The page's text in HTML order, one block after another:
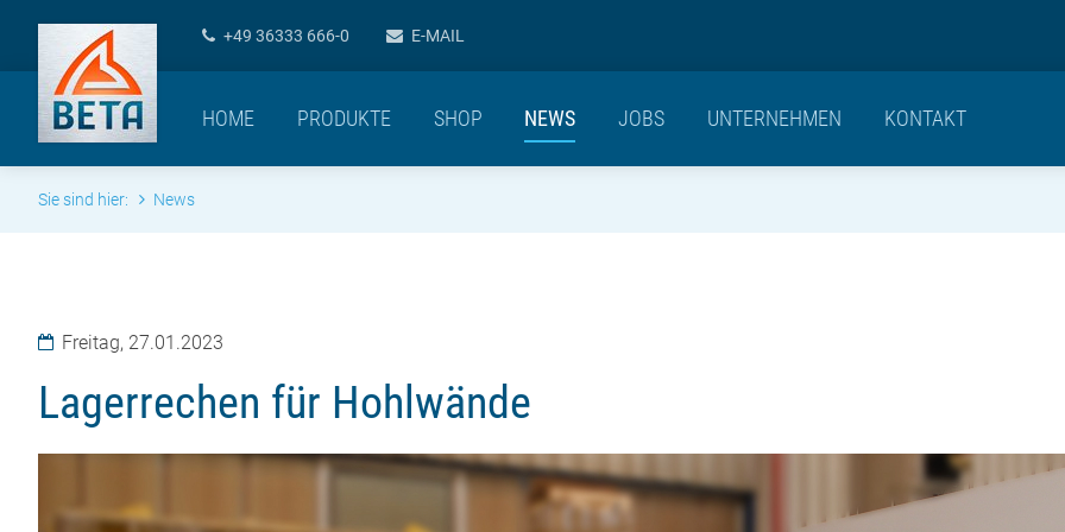
+49 36333 666-0 E-MAIL
HOME PRODUKTE SHOP NEWS JOBS UNTERNEHMEN KONTAKT
Sie sind hier: News
Freitag, 27.01.2023
Lagerrechen für Hohlwände